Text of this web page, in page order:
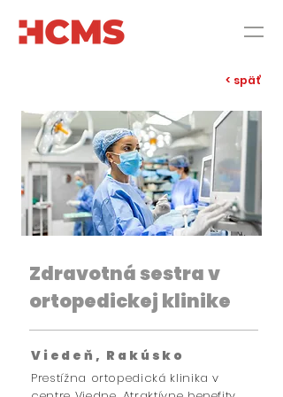
< späť
Zdravotná sestra v
ortopedickej klinike
Viedeň, Rakúsko
Prestížna ortopedická klinika v